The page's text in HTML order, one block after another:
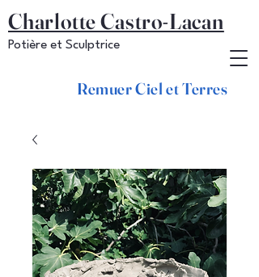
Remuer Ciel et Terres
Potière et Sculptrice
Charlotte Castro-Lacan